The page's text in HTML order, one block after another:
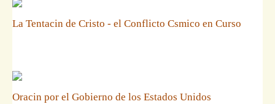
La Tentacin de Cristo - el Conflicto Csmico en Curso
Oracin por el Gobierno de los Estados Unidos